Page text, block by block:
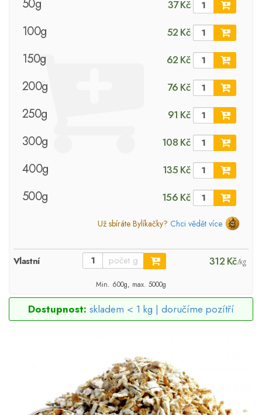
50g 37 Kč
100g 52 Kč
150g 62 Kč
200g 76 Kč
250g 91 Kč
300g 108 Kč
400g 135 Kč
500g 156 Kč
Už sbíráte Bylíkačky? Chci vědět více
Vlastní 312 Kč/kg
Min. 600g, max. 5000g
Dostupnost: skladem < 1 kg | doručíme pozítří